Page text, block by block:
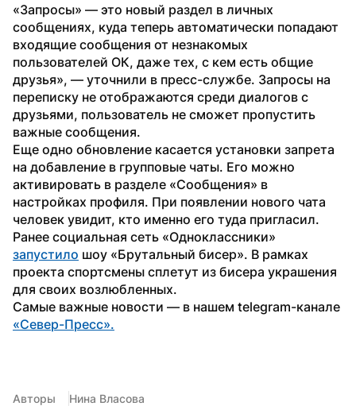
«Запросы» — это новый раздел в личных
сообщениях, куда теперь автоматически попадают
входящие сообщения от незнакомых
пользователей ОК, даже тех, с кем есть общие
друзья», — уточнили в пресс-службе. Запросы на
переписку не отображаются среди диалогов с
друзьями, пользователь не сможет пропустить
важные сообщения.
Еще одно обновление касается установки запрета
на добавление в групповые чаты. Его можно
активировать в разделе «Сообщения» в
настройках профиля. При появлении нового чата
человек увидит, кто именно его туда пригласил.
запустило шоу «Брутальный бисер». В рамках
проекта спортсмены сплетут из бисера украшения
для своих возлюбленных.
«Север-Пресс».
Авторы Нина Власова